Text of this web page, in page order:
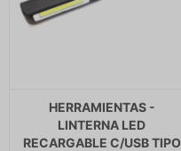
HERRAMIENTAS -
LINTERNA LED
RECARGABLE C/USB TIPO